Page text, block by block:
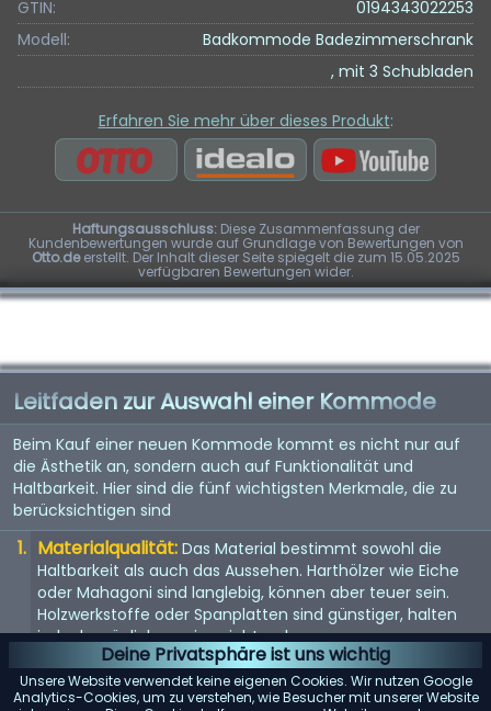
Deine Privatsphäre ist uns wichtig
Unsere Website verwendet keine eigenen Cookies. Wir nutzen Google
Analytics-Cookies, um zu verstehen, wie Besucher mit unserer Website
GTIN:
0194343022253
Modell:
Badkommode Badezimmerschrank
, mit 3 Schubladen
Erfahren Sie mehr über dieses Produkt:
Haftungsausschluss:Diese Zusammenfassung der
Kundenbewertungen wurde auf Grundlage von Bewertungen von
Otto.deerstellt. Der Inhalt dieser Seite spiegelt die zum 15.05.2025
verfügbaren Bewertungen wider.
Leitfaden zur Auswahl einer Kommode
Beim Kauf einer neuen Kommode kommt es nicht nur auf
die Ästhetik an, sondern auch auf Funktionalität und
Haltbarkeit. Hier sind die fünf wichtigsten Merkmale, die zu
berücksichtigen sind
Materialqualität: Das Material bestimmt sowohl die
Haltbarkeit als auch das Aussehen. Harthölzer wie Eiche
oder Mahagoni sind langlebig, können aber teuer sein.
Holzwerkstoffe oder Spanplatten sind günstiger, halten
jedoch möglicherweise nicht so lange.
Größe und Stauraum: Überlegen Sie, wie viel Stauraum
Sie benötigen und wie viel Platz in Ihrem Zimmer zur